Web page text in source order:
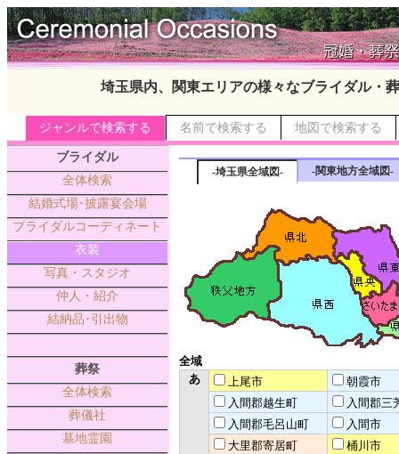
埼玉県内、関東エリアの様々なブライダル・
ジャンルで検索する 名前で検索する 地図で検索する
ブライダル
全体検索
結婚式場･披露宴会場
ブライダルコーディネート
衣装
写真・スタジオ
仲人・紹介
結納品･引出物
葬祭
全体検索
葬儀社
墓地霊園
-埼玉県全域図- -関東地方全域図-
全域
あ
上尾市
朝霞市
入間郡越生町
入間郡三
入間郡毛呂山町
入間市
大里郡寄居町
桶川市